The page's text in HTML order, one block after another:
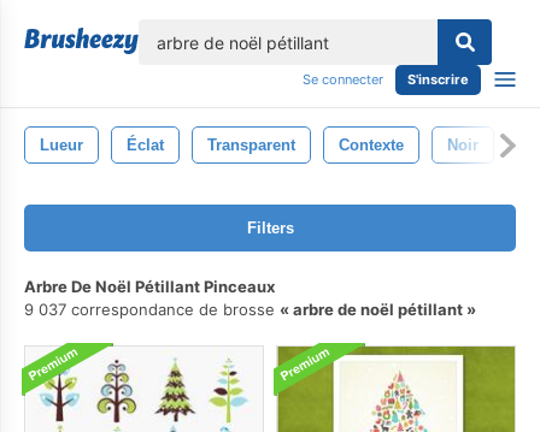
Se connecter S'inscrire
Lueur Éclat Transparent Contexte Noir
Filters
Arbre De Noël Pétillant Pinceaux
9 037 correspondance de brosse
arbre de noël pétillant